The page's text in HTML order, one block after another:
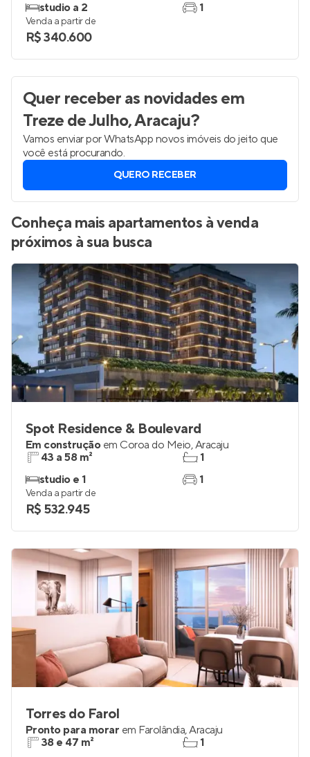
studio a 2
1
Venda a partir de
R$ 340.600
Quer receber as novidadesem
Treze de Julho, Aracaju?
Vamos enviar por WhatsApp novos imóveis do jeito que
você está procurando.
QUERO RECEBER
Conheça mais apartamentos à venda
próximos à sua busca
Spot Residence & Boulevard
Em construção em Coroa do Meio,Aracaju
43 a 58 m²
studio e 1
1
1
Venda a partir de
R$ 532.945
Torres do Farol
Pronto para morar em Farolândia,Aracaju
38 e 47 m²
1